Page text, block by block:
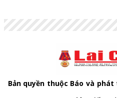
Bản quyền thuộc Báo và